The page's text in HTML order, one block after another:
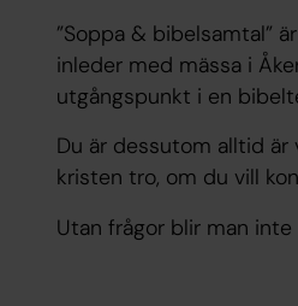
”Soppa & bibelsamtal”
inleder med mässa i
utgångspunkt i en
Du är dessutom alltid
kristen tro, om du vill
Utan frågor blir man